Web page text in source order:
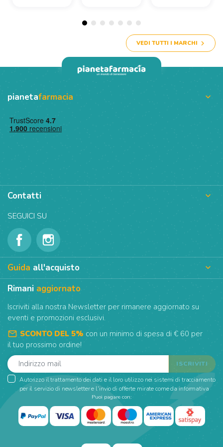
VEDI TUTTI I MARCHI
pianetafarmacia 
Contatti 
SEGUICI SU
Guida all'acquisto 
Rimani aggiornato
Iscriviti alla nostra Newsletter per rimanere aggiornato su
eventi e promozioni esclusivi.
mail_outline SCONTO DEL 5% con un minimo di spesa di € 60 per
il tuo prossimo ordine!
Autorizzo il trattamento dei dati e il loro utilizzo nei sistemi di tracciamento
per il servizio di newsletter e l'invio di offerte mirate come da informativa
Puoi pagare con: